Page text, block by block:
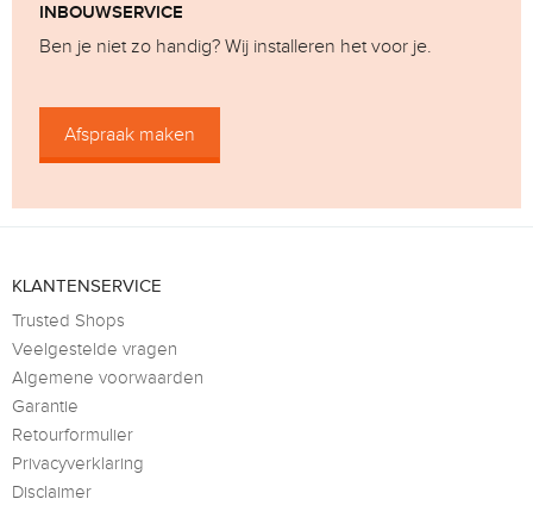
INBOUWSERVICE
Ben je niet zo handig? Wij installeren het voor je.
Afspraak maken
KLANTENSERVICE
Trusted Shops
Veelgestelde vragen
Algemene voorwaarden
Garantie
Retourformulier
Privacyverklaring
Disclaimer